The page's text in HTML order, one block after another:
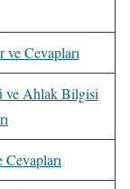
ve Cevapları
ve Ahlak Bilgisi